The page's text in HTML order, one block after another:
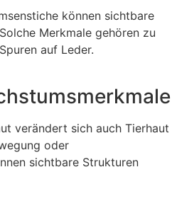
können sichtbare
Merkmale gehören zu
auf Leder.
verändert sich auch Tierhaut
oder
sichtbare Strukturen